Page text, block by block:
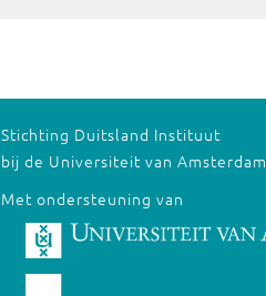
Stichting Duitsland Instituut
bij de Universiteit van Amsterdam
Met ondersteuning van